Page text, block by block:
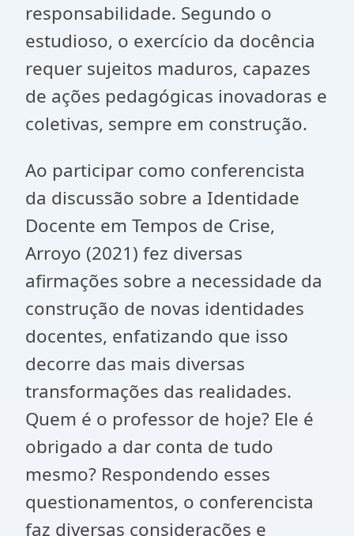
responsabilidade. Segundo o
estudioso, o exercício da docência
requer sujeitos maduros, capazes
de ações pedagógicas inovadoras e
coletivas, sempre em construção.
Ao participar como conferencista
da discussão sobre a Identidade
Docente em Tempos de Crise,
Arroyo (2021) fez diversas
afirmações sobre a necessidade da
construção de novas identidades
docentes, enfatizando que isso
decorre das mais diversas
transformações das realidades.
Quem é o professor de hoje? Ele é
obrigado a dar conta de tudo
mesmo? Respondendo esses
questionamentos, o conferencista
faz diversas considerações e